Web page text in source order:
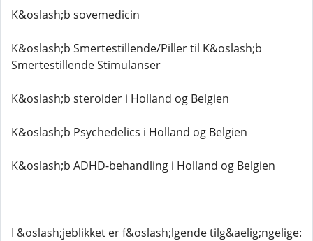
K&oslash;b sovemedicin
K&oslash;b Smertestillende/Piller til K&oslash;b
Smertestillende Stimulanser
K&oslash;b steroider i Holland og Belgien
K&oslash;b Psychedelics i Holland og Belgien
K&oslash;b ADHD-behandling i Holland og Belgien
I &oslash;jeblikket er f&oslash;lgende tilg&aelig;ngelige: